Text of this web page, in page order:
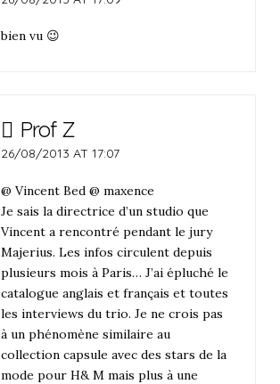
bien vu 😉
Prof Z
26/08/2013 AT 17:07
@ Vincent Bed @ maxence
Je sais la directrice d’un studio que
Vincent a rencontré pendant le jury
Majerius. Les infos circulent depuis
plusieurs mois à Paris… J’ai épluché le
catalogue anglais et français et toutes
les interviews du trio. Je ne crois pas
à un phénomène similaire au
collection capsule avec des stars de la
mode pour H& M mais plus à une